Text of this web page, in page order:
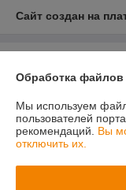
Сайт создан на
«ПринтВайб»
ул. Макаёнка, д.12Г,
Регистрационный
УНП: 193879557
Обработка
Мы используем
пользователей
рекомендаций. Вы
отключить их.